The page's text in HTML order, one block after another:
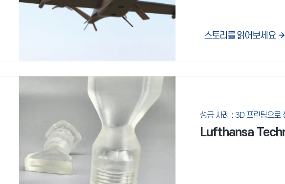
스토리를 읽어보세요
성공 사례 : 3D 프린팅으로
Lufthansa